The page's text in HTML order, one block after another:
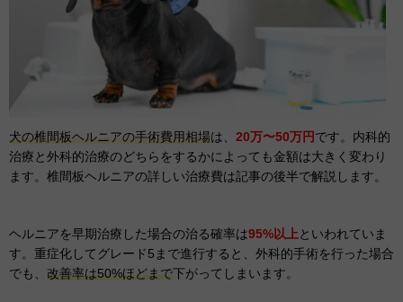
犬の椎間板ヘルニアの手術費用相場は、 20万〜50万円です。内科的
治療と外科的治療のどちらをするかによっても金額は大きく変わり
ます。椎間板ヘルニアの詳しい治療費は記事の後半で解説します。
ヘルニアを早期治療した場合の治る確率は95%以上といわれていま
す。重症化してグレード5まで進行すると、外科的手術を行った場合
でも、 改善率は50%ほどまで下がってしまいます。